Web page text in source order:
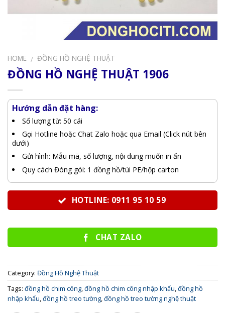
HOME / ĐỒNG HỒ NGHỆ THUẬT
ĐỒNG HỒ NGHỆ THUẬT 1906
Hướng dẫn đặt hàng:
Số lượng từ: 50 cái
Gọi Hotline hoặc Chat Zalo hoặc qua Email (Click nút bên
dưới)
Gửi hình: Mẫu mã, số lượng, nội dung muốn in ấn
Quy cách Đóng gói: 1 đồng hồ/túi PE/hộp carton
HOTLINE: 0911 95 10 59
CHAT ZALO
Category: Đồng Hồ Nghệ Thuật
Tags: đồng hồ chim công,đồng hồ chim công nhập khẩu,đồng hồ
nhập khẩu,đồng hồ treo tường,đồng hồ treo tường nghệ thuật